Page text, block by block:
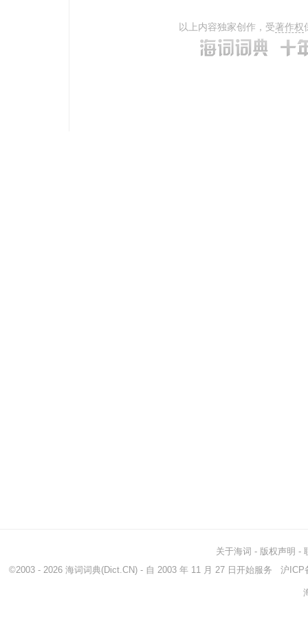
以上内容独家创作，受著作权
关于海词 - 版权声明 -
©2003 - 2026 海词词典(Dict.CN) - 自 2003 年 11 月 27 日开始服务 沪ICP